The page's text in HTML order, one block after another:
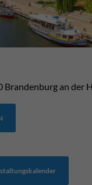
Brandenburg an der